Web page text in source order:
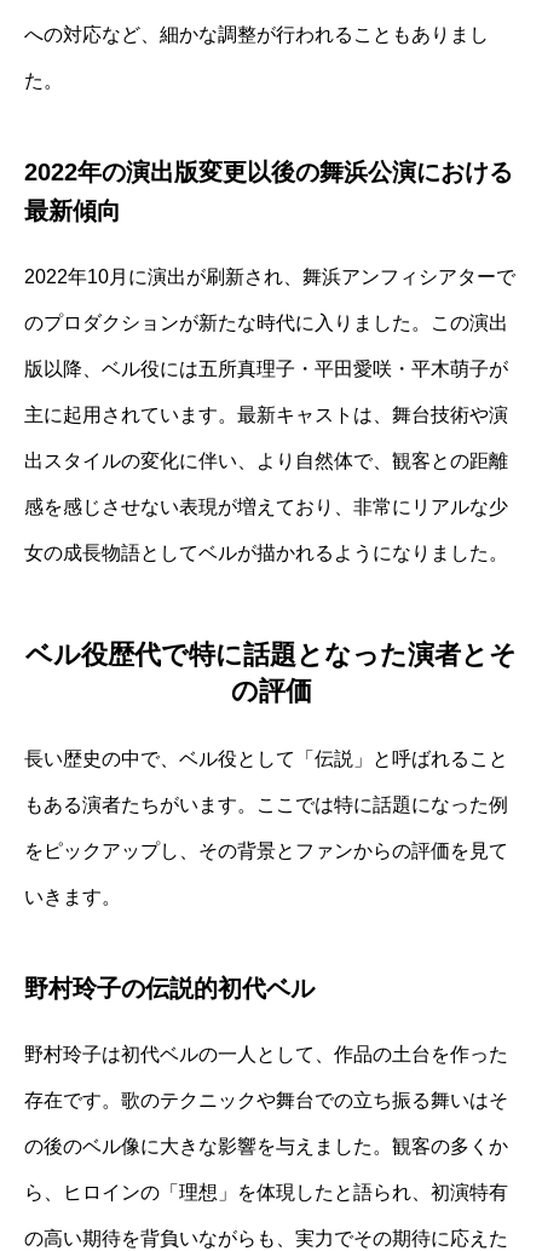
への対応など、細かな調整が行われることもありまし
た。
2022年の演出版変更以後の舞浜公演における
最新傾向
2022年10月に演出が刷新され、舞浜アンフィシアターで
のプロダクションが新たな時代に入りました。この演出
版以降、ベル役には五所真理子・平田愛咲・平木萌子が
主に起用されています。最新キャストは、舞台技術や演
出スタイルの変化に伴い、より自然体で、観客との距離
感を感じさせない表現が増えており、非常にリアルな少
女の成長物語としてベルが描かれるようになりました。
ベル役歴代で特に話題となった演者とそ
の評価
長い歴史の中で、ベル役として「伝説」と呼ばれること
もある演者たちがいます。ここでは特に話題になった例
をピックアップし、その背景とファンからの評価を見て
いきます。
野村玲子の伝説的初代ベル
野村玲子は初代ベルの一人として、作品の土台を作った
存在です。歌のテクニックや舞台での立ち振る舞いはそ
の後のベル像に大きな影響を与えました。観客の多くか
ら、ヒロインの「理想」を体現したと語られ、初演特有
の高い期待を背負いながらも、実力でその期待に応えた